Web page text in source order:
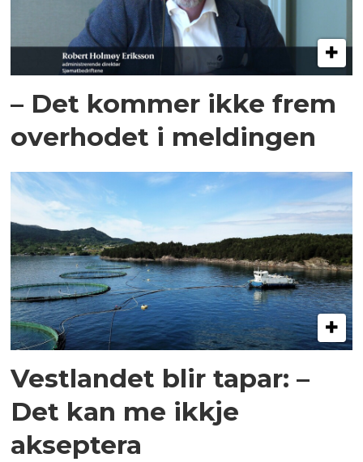
– Det kommer ikke frem
overhodet i meldingen
Vestlandet blir tapar: –
Det kan me ikkje
akseptera